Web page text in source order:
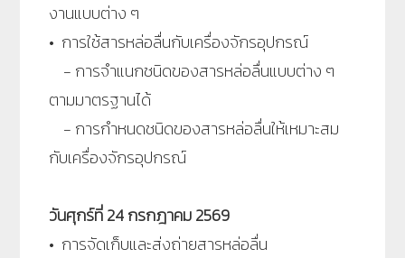
งานแบบต่าง ๆ
• การใช้สารหล่อลื่นกับเครื่องจักรอุปกรณ์
- การจำแนกชนิดของสารหล่อลื่นแบบต่าง ๆ
ตามมาตรฐานได้
- การกำหนดชนิดของสารหล่อลื่นให้เหมาะสม
กับเครื่องจักรอุปกรณ์
วันศุกร์ที่ 24กรกฎาคม 2569
• การจัดเก็บและส่งถ่ายสารหล่อลื่น